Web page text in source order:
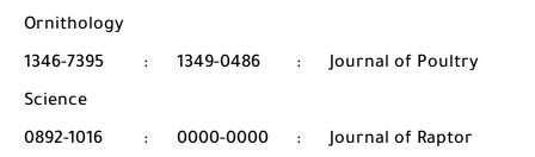
Ornithology
1346-7395
: 1349-0486 :
Journal of Poultry
Science
0892-1016
: 0000-0000 :
Journal of Raptor